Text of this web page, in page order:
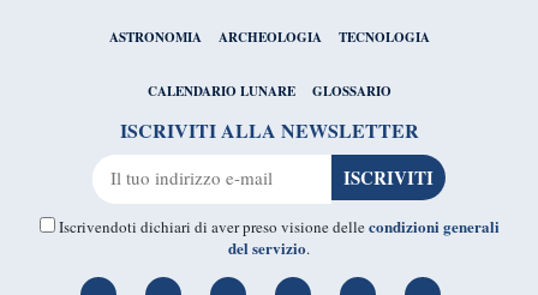
ASTRONOMIA ARCHEOLOGIA TECNOLOGIA
CALENDARIO LUNARE GLOSSARIO
ISCRIVITI ALLA NEWSLETTER
Iscrivendoti dichiari di aver preso visione dellecondizioni generali
del servizio.